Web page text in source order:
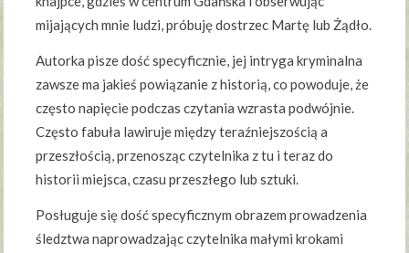
mijających mnie ludzi, próbuję dostrzec Martę lub Żądło.
Autorka pisze dość specyficznie, jej intryga kryminalna
zawsze ma jakieś powiązanie z historią, co powoduje, że
często napięcie podczas czytania wzrasta podwójnie.
Często fabuła lawiruje między teraźniejszością a
przeszłością, przenosząc czytelnika z tu i teraz do
historii miejsca, czasu przeszłego lub sztuki.
Posługuje się dość specyficznym obrazem prowadzenia
śledztwa naprowadzając czytelnika małymi krokami